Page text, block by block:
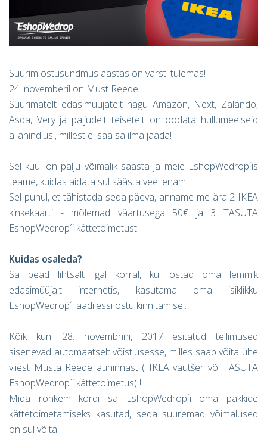
Suurim ostusündmus aastas on varsti tulemas!
24. novemberil on Must Reede!
Suurimatelt edasimüüjatelt nagu Amazon, Next, Zalando,
Asda, Very ja paljudelt teisetelt on oodata hullumeelseid
allahindlusi, millest ei saa sa ilma jääda!
Sel kuul on palju võimalik säästa ja meie EshopWedrop´is
teame, kuidas aidata sul säästa veel enam!
Sel puhul, et tähistada seda päeva, anname me ära 2 IKEA
kinkekaarti - mõlemad väärtusega 50€ ja 3 TASUTA
EshopWedrop´i kättetoimetust!
Kuidas osaleda?
Sa pead lihtsalt igal korral, kui ostad oma lemmik
edasimüüjalt internetis, kasutama oma isiklikku
EshopWedrop´i aadressi ostu kinnitamisel.
Kõik kuni 28. novembrini, 2017 esitatud tellimused
sisenevad automaatselt võistlusesse, milles saab võita ühe
viiest Musta Reede auhinnast ( IKEA vautšer või TASUTA
EshopWedrop´i kättetoimetus) !
Mida rohkem kordi sa EshopWedrop´i oma pakkide
kättetoimetamiseks kasutad, seda suuremad võimalused
on sul võita!